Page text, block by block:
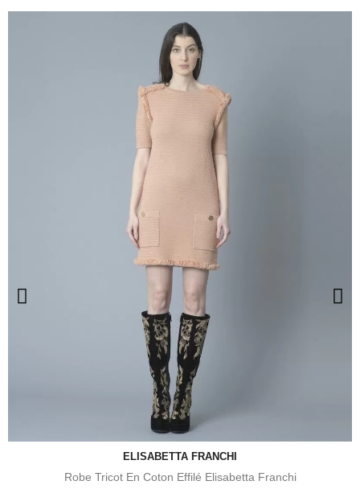
ELISABETTA FRANCHI
Robe Tricot En Coton Effilé Elisabetta Franchi